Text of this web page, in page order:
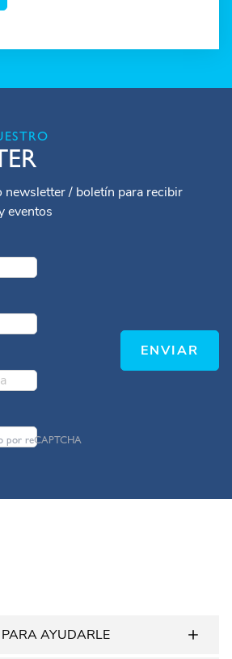
newsletter / boletín para recibir
eventos
por reCAPTCHA
ENVIAR
AYUDARLE